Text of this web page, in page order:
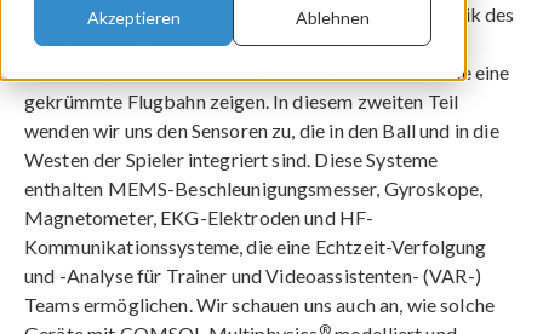
Akzeptieren Ablehnen
Ball, den Adidas Trionda
, haben wir die Aerodynamik des
Balls und die Aufprallmechanik bei Power Trivelas
behandelt, Schüsse mit der Außenseite des Fußes, die eine
gekrümmte Flugbahn zeigen. In diesem zweiten Teil
wenden wir uns den Sensoren zu, die in den Ball und in die
Westen der Spieler integriert sind. Diese Systeme
enthalten MEMS-Beschleunigungsmesser, Gyroskope,
Magnetometer, EKG-Elektroden und HF-
Kommunikationssysteme, die eine Echtzeit-Verfolgung
und -Analyse für Trainer und Videoassistenten- (VAR-)
Teams ermöglichen. Wir schauen uns auch an, wie solche
®